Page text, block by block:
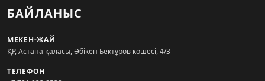
БАЙЛАНЫС
МЕКЕН-ЖАЙ
ҚР, Астана қаласы, Әбікен Бектұров көшесі, 4/3
ТЕЛЕФОН